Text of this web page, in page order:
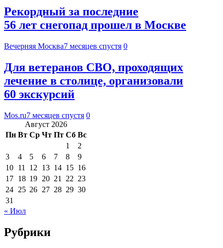
Рекордный за последние
56 лет снегопад прошел в Москве
Вечерняя Москва7 месяцев спустя 0
Для ветеранов СВО, проходящих
лечение в столице, организовали
60 экскурсий
Mos.ru7 месяцев спустя 0
Август 2026
Пн Вт Ср Чт Пт Сб Вс
1
2
3
4 5 6 7 8
9
10 11 12 13 14 15 16
17 18 19 20 21 22 23
24 25 26 27 28 29 30
31
« Июл
Рубрики